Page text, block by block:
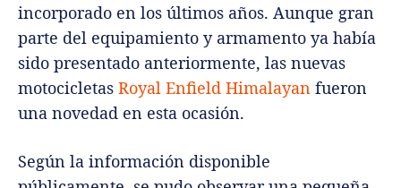
incorporado en los últimos años. Aunque gran
parte del equipamiento y armamento ya había
sido presentado anteriormente, las nuevas
motocicletas Royal Enfield Himalayan fueron
una novedad en esta ocasión.
Según la información disponible